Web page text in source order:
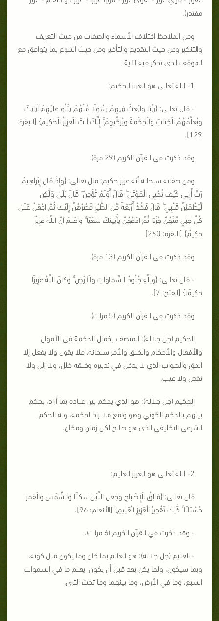
مقتدر).
ومن الملاحظ اختلاف الأسماء والصفات من حيث التعريف
والتنكير ومن حيث التقديم والتأخير ومن حيث التنوع بما يتوافق مع
الموقف الذي تذكر فيه الآية.
1- الله تعالى هو العزيز الحكيم:
- قال تعالى: {رَبَّنَا وَابْعَثْ فِيهِمْ رَسُولًا مِّنْهُمْ يَتْلُو عَلَيْهِمْ آيَاتِكَ
وَيُعَلِّمُهُمُ الْكِتَابَ وَالْحِكْمَةَ وَيُزَكِّيهِمْ ۚ إِنَّكَ أَنتَ الْعَزِيزُ الْحَكِيمُ} [البقرة:
129].
وقد ذكرت في القرآن الكريم (29 مرة).
ومن صفاته سبحانه أنه عزيز حكيم: قال تعالى: {وَإِذْ قَالَ إِبْرَاهِيمُ
رَبِّ أَرِنِي كَيْفَ تُحْيِي الْمَوْتَىٰ ۖ قَالَ أَوَلَمْ تُؤْمِن ۖ قَالَ بَلَىٰ وَلَٰكِن
لِّيَطْمَئِنَّ قَلْبِي ۖ قَالَ فَخُذْ أَرْبَعَةً مِّنَ الطَّيْرِ فَصُرْهُنَّ إِلَيْكَ ثُمَّ اجْعَلْ عَلَىٰ
كُلِّ جَبَلٍ مِّنْهُنَّ جُزْءًا ثُمَّ ادْعُهُنَّ يَأْتِينَكَ سَعْيًا ۚ وَاعْلَمْ أَنَّ اللَّهَ عَزِيزٌ
حَكِيمٌ} [البقرة: 260].
وقد ذكرت في القرآن الكريم (13 مرة).
- قال تعالى: {وَلِلَّهِ جُنُودُ السَّمَاوَاتِ وَالْأَرْضِ ۚ وَكَانَ اللَّهُ عَزِيزًا
حَكِيمًا} [الفتح: 7].
وقد ذكرت في القرآن الكريم (5 مرات).
الحكيم (جل جلاله): المتصف بكمال الحكمة في الأقوال
والأفعال والأحكام والخلق والأمر سبحانه، فلا يقول ولا يفعل إلا
الحق والصواب الذي لا يدخل في تدبيره وخلقه خلل، ولا زلل ولا
نقص ولا عيب.
الحكيم (جل جلاله): هو الذي يحكم بين عباده بما أراد، يحكم
بينهم بالحكم الكوني وهو واقع فلا راد لحكمه، وله الحكم
الشرعي التكليفي الذي هو صالح لكل زمان ومكان.
2- الله تعالى هو العزيز العليم:
قال تعالى: {فَالِقُ الْإِصْبَاحِ وَجَعَلَ اللَّيْلَ سَكَنًا وَالشَّمْسَ وَالْقَمَرَ
حُسْبَانًا ۚ ذَٰلِكَ تَقْدِيرُ الْعَزِيزِ الْعَلِيمِ} [الأنعام: 96].
- وقد ذكرت في القرآن الكريم (6 مرات).
- العليم (جل جلاله): هو العالم بما كان وما يكون قبل كونه،
وبما سيكون، ولما يكن بعد قبل أن يكون، يعلم ما في السموات
السبع، وما في الأرض، وما بينهما وما تحت الثرى.